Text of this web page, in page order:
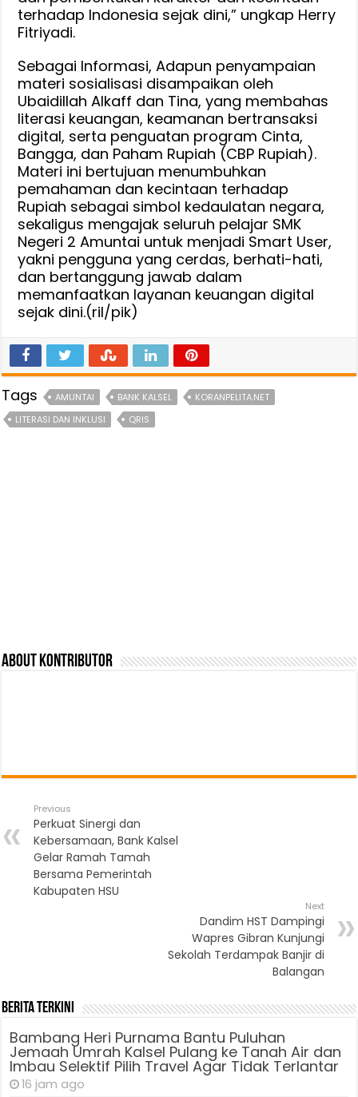
terhadap Indonesia sejak dini,” ungkap Herry
Fitriyadi.
Sebagai Informasi, Adapun penyampaian
materi sosialisasi disampaikan oleh
Ubaidillah Alkaff dan Tina, yang membahas
literasi keuangan, keamanan bertransaksi
digital, serta penguatan program Cinta,
Bangga, dan Paham Rupiah (CBP Rupiah).
Materi ini bertujuan menumbuhkan
pemahaman dan kecintaan terhadap
Rupiah sebagai simbol kedaulatan negara,
sekaligus mengajak seluruh pelajar SMK
Negeri 2 Amuntai untuk menjadi Smart User,
yakni pengguna yang cerdas, berhati-hati,
dan bertanggung jawab dalam
memanfaatkan layanan keuangan digital
sejak dini.(ril/pik)
Tags AMUNTAI BANK KALSEL
KORANPELITA.NET
LITERASI DAN INKLUSI
QRIS
About Kontributor
Previous
Perkuat Sinergi dan
Kebersamaan, Bank Kalsel
Gelar Ramah Tamah
Bersama Pemerintah
Kabupaten HSU
Next
Dandim HST Dampingi
Wapres Gibran Kunjungi
Sekolah Terdampak Banjir di
Balangan
Berita Terkini
Bambang Heri Purnama Bantu Puluhan
Jemaah Umrah Kalsel Pulang ke Tanah Air dan
Imbau Selektif Pilih Travel Agar Tidak Terlantar
16 jam ago